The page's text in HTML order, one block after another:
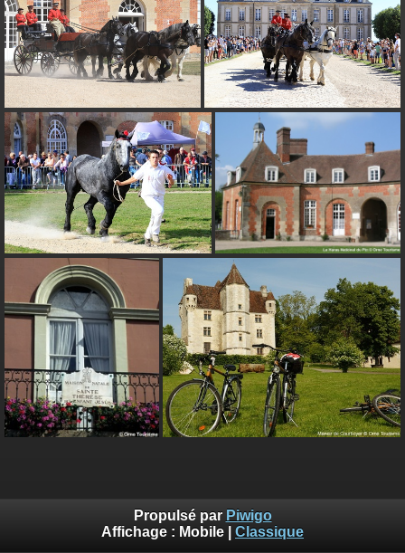
Propulsé par Piwigo
Affichage : Mobile Classique